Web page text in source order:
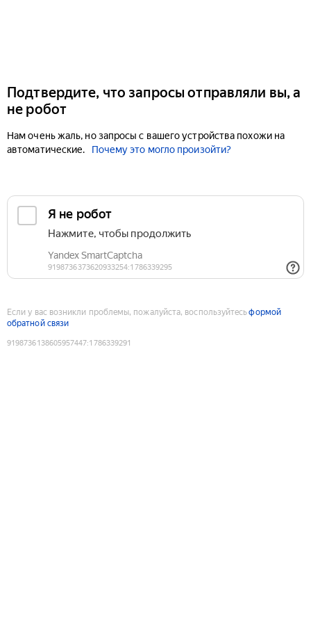
Подтвердите, что запросы отправляли вы, а
не робот
Нам очень жаль, но запросы с вашего устройства похожи на
автоматические.
Почему это могло произойти?
Если у вас возникли проблемы, пожалуйста, воспользуйтесьформой
обратной связи
9198736138605957447:1786339291